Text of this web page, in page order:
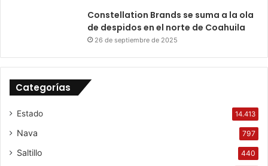
Constellation Brands se suma a la ola
de despidos en el norte de Coahuila
26 de septiembre de 2025
Categorías
Estado 14.413
Nava 797
Saltillo 440